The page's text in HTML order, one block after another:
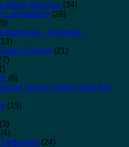
Masaj Masaları (34)
Laringaskop (28)
Bandajlar - Flasterler -
Ürünleri (21)
(6)
Taşıma Setleri Tıbbi Atık
(15)
(3)
(4)
(24)